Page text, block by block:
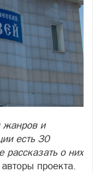
жанров и
есть 30
рассказать о них
проекта.